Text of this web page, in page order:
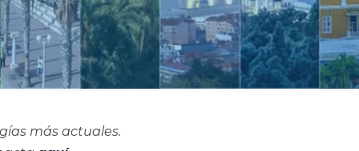
más actuales.